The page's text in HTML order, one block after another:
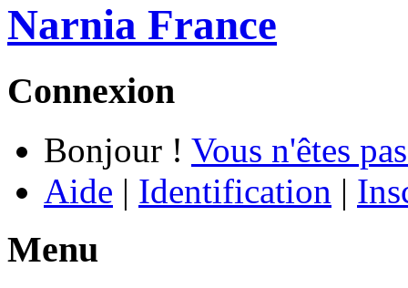
Narnia France
Connexion
Bonjour ! Vous n'êtes
Aide | Identification |
Menu